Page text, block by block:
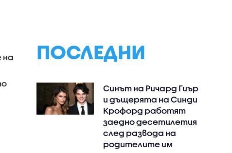
на
ПОСЛЕДНИ
Синът на Ричард Гиър
и дъщерята на Синди
Крофорд работят
заедно десетилетия
след развода на
родителите им